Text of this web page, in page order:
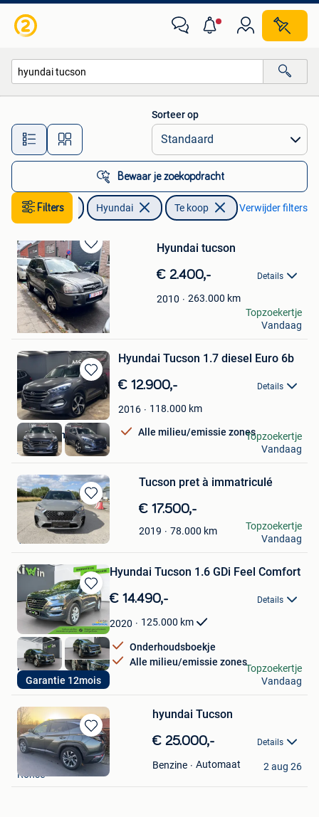
Alle afstanden…
Sorteer op
Bewaar je zoekopdracht
Filters
Auto's Hyundai Te koop Verwijder filters
Bewaren
in
Mijn
Favorieten
Hyundai tucson
€ 2.400,- Details
2010 263.000 km
bert
Kessel-Lo
Topzoekertje
Vandaag
Bewaren
in
Mijn
Favorieten
Hyundai Tucson 1.7 diesel Euro 6b
€ 12.900,- Details
2016 118.000 km
Alle milieu/emissie zones
A&C Automobile
Ans
Topzoekertje
Vandaag
Bewaren
in
Mijn
Favorieten
Tucson pret à immatriculé
€ 17.500,-
2019 78.000 km
k.l
Virton
Topzoekertje
Vandaag
Bewaren
in
Mijn
Favorieten
Garantie 12mois
Hyundai Tucson 1.6 GDi Feel Comfort
€ 14.490,- Details
2020 125.000 km
Onderhoudsboekje
Alle milieu/emissie zones
Kiwin
Ressaix
Topzoekertje
Vandaag
Bewaren
in
Mijn
Favorieten
hyundai Tucson
€ 25.000,- Details
Benzine Automaat
Fabrice
Ronse
2 aug 26